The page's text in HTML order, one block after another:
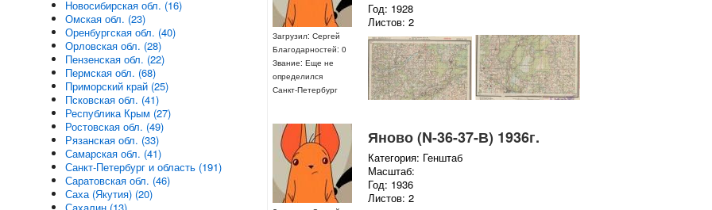
Загрузил: Сергей
Благодарностей: 0
Звание: Еще не
определился
Санкт-Петербург
Год: 1928
Листов: 2
Яново (N-36-37-В) 1936г.
Категория: Генштаб
Масштаб:
Год: 1936
Листов: 2
Новосибирская обл. (16)
Омская обл. (23)
Оренбургская обл. (40)
Орловская обл. (28)
Пензенская обл. (22)
Пермская обл. (68)
Приморский край (25)
Псковская обл. (41)
Республика Крым (27)
Ростовская обл. (49)
Рязанская обл. (33)
Самарская обл. (41)
Санкт-Петербург и область (191)
Саратовская обл. (46)
Саха (Якутия) (20)